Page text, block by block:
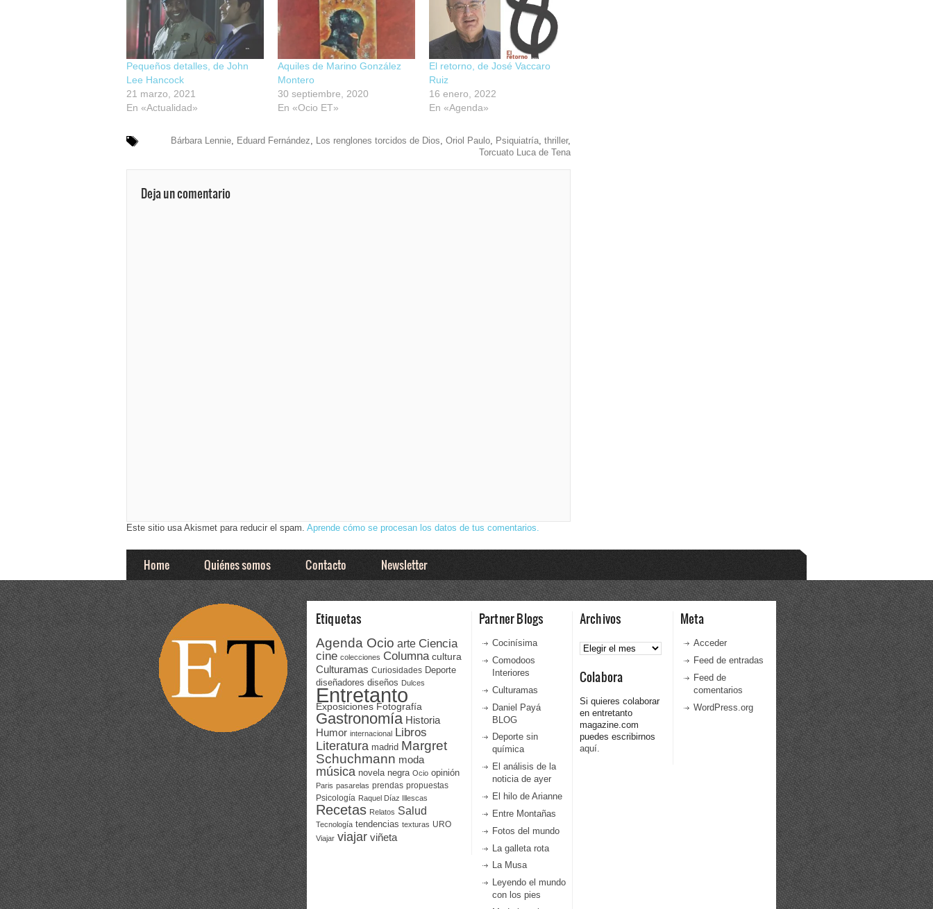
Pequeños detalles, de John
Lee Hancock
21 marzo, 2021
En «Actualidad»
Aquiles de Marino González
Montero
30 septiembre, 2020
En «Ocio ET»
El retorno, de José Vaccaro
Ruiz
16 enero, 2022
En «Agenda»
Bárbara Lennie, Eduard Fernández, Los renglones torcidos de Dios, Oriol Paulo, Psiquiatría, thriller,
Torcuato Luca de Tena
Deja un comentario
Este sitio usa Akismet para reducir el spam. Aprende cómo se procesan los datos de tus comentarios.
Home Quiénes somos Contacto Newsletter
Etiquetas
Agenda Ocio arte Ciencia
cine colecciones Columna cultura
Culturamas Curiosidades Deporte
diseñadores diseños Dulces
Entretanto
Exposiciones Fotografía
Gastronomía Historia
Humor internacional Libros
Literatura madrid Margret
Schuchmann moda
música novela negra Ocio opinión
Paris pasarelas prendas propuestas
Psicología Raquel Díaz Illescas
Recetas Relatos Salud
Tecnología tendencias texturas URO
Viajar viajar viñeta
Partner Blogs
Cocinísima
Comodoos
Interiores
Culturamas
Daniel Payá
BLOG
Deporte sin
química
El análisis de la
noticia de ayer
El hilo de Arianne
Entre Montañas
Fotos del mundo
La galleta rota
La Musa
Leyendo el mundo
con los pies
Archivos
Archivos
Colabora
Si quieres colaborar
en entretanto
magazine.com
puedes escribirnos
aquí.
Meta
Acceder
Feed de entradas
Feed de
comentarios
WordPress.org